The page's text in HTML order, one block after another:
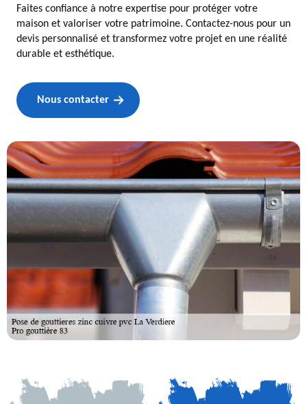
Faites confiance à notre expertise pour protéger votre
maison et valoriser votre patrimoine. Contactez-nous pour un
devis personnalisé et transformez votre projet en une réalité
durable et esthétique.
Nous contacter